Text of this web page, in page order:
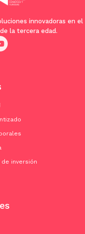
innovadoras en el
la tercera edad.
inversión